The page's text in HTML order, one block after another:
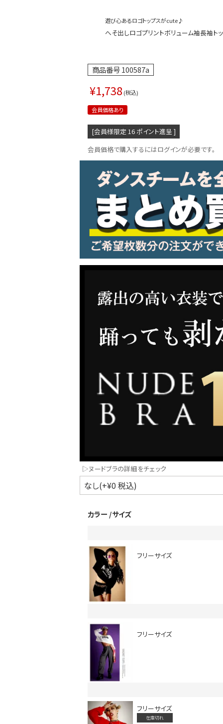
同一商品まとめ買いキャンペーン
インスタ写真投稿キャンペーン！
遊び心あるロゴトップスがcute♪
へそ出しロゴプリントボリューム袖長袖ト
商品番号100587a
¥1,738 税込
会員価格あり
[会員様限定 16 ポイント進呈 ]
会員価格で購入するにはログインが必要です。
▷ヌードブラの詳細をチェック
カラー サイズ
フリーサイズ
フリーサイズ
フリーサイズ
在庫切れ